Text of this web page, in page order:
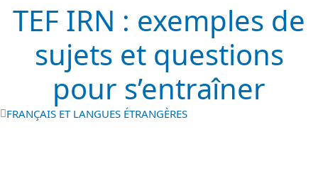
TEF IRN : exemples de
sujets et questions
pour s’entraîner
FRANÇAIS ET LANGUES ÉTRANGÈRES